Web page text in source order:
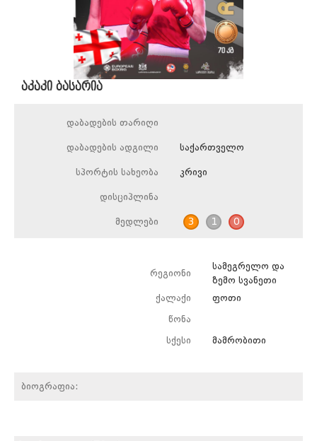
აკაკი ბასარია
დაბადების თარიღი
დაბადების ადგილი საქართველო
სპორტის სახეობა კრივი
დისციპლინა
მედლები 3 1 0
რეგიონი
სამეგრელო და
ზემო სვანეთი
ქალაქი
ფოთი
წონა
სქესი მამრობითი
ბიოგრაფია: